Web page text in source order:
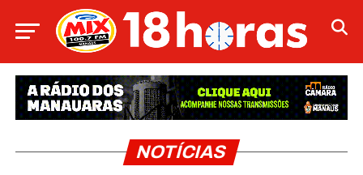
NOTÍCIAS